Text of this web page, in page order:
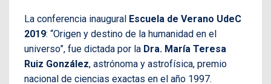
La conferencia inaugural Escuela de Verano UdeC
2019: “Origen y destino de la humanidad en el
universo”, fue dictada por la Dra. María Teresa
Ruiz González, astrónoma y astrofísica, premio
nacional de ciencias exactas en el año 1997.